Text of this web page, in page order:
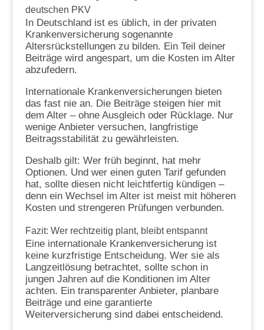
deutschen PKV
In Deutschland ist es üblich, in der privaten
Krankenversicherung sogenannte
Altersrückstellungen zu bilden. Ein Teil deiner
Beiträge wird angespart, um die Kosten im Alter
abzufedern.
Internationale Krankenversicherungen bieten
das fast nie an. Die Beiträge steigen hier mit
dem Alter – ohne Ausgleich oder Rücklage. Nur
wenige Anbieter versuchen, langfristige
Beitragsstabilität zu gewährleisten.
Deshalb gilt: Wer früh beginnt, hat mehr
Optionen. Und wer einen guten Tarif gefunden
hat, sollte diesen nicht leichtfertig kündigen –
denn ein Wechsel im Alter ist meist mit höheren
Kosten und strengeren Prüfungen verbunden.
Fazit: Wer rechtzeitig plant, bleibt entspannt
Eine internationale Krankenversicherung ist
keine kurzfristige Entscheidung. Wer sie als
Langzeitlösung betrachtet, sollte schon in
jungen Jahren auf die Konditionen im Alter
achten. Ein transparenter Anbieter, planbare
Beiträge und eine garantierte
Weiterversicherung sind dabei entscheidend.